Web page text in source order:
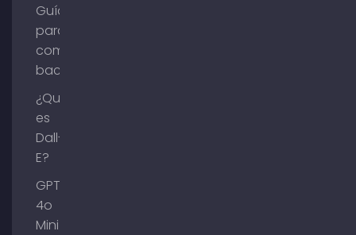
Guía
para
comprar
backlinks
¿Qué
es
Dall-
E?
GPT-
4o
Mini